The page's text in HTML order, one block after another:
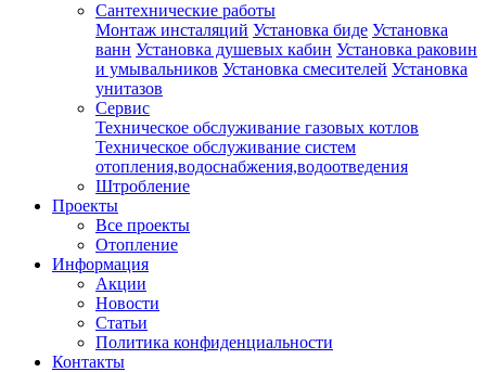
Сантехнические работы
Монтаж инсталяций Установка биде Установка
ванн Установка душевых кабин Установка раковин
и умывальников Установка смесителей Установка
унитазов
Сервис
Техническое обслуживание газовых котлов
Техническое обслуживание систем
отопления,водоснабжения,водоотведения
Штробление
Проекты
Все проекты
Отопление
Информация
Акции
Новости
Статьи
Политика конфиденциальности
Контакты